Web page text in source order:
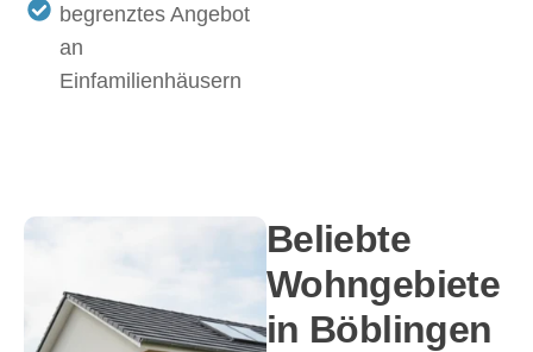
begrenztes Angebot
an
Einfamilienhäusern
Beliebte
Wohngebiete
in Böblingen